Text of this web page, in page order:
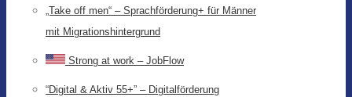
„Take off men“ – Sprachförderung+ für Männer
mit Migrationshintergrund
Strong at work – JobFlow
“Digital & Aktiv 55+” – Digitalförderung